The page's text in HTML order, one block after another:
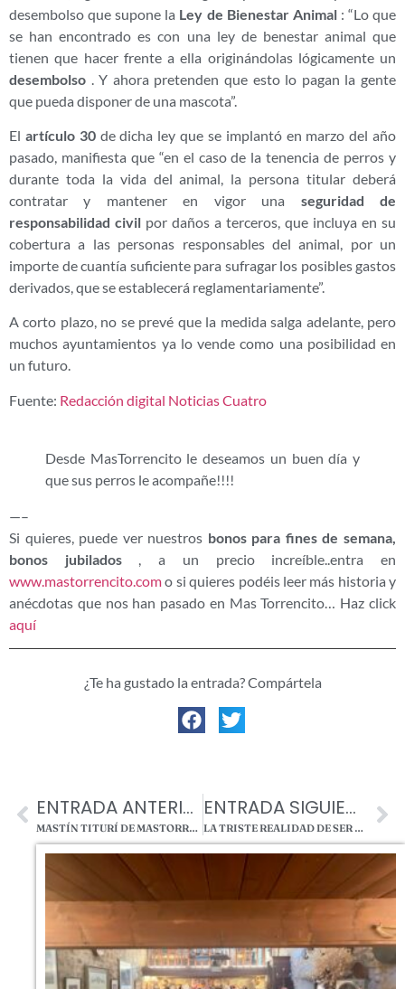
desembolso que supone la Ley de Bienestar Animal: “Lo que
se han encontrado es con una ley de benestar animal que
tienen que hacer frente a ella originándolas lógicamente un
desembolso . Y ahora pretenden que esto lo pagan la gente
que pueda disponer de una mascota”.
El artículo 30de dicha ley que se implantó en marzo del año
pasado, manifiesta que “en el caso de la tenencia de perros y
durante toda la vida del animal, la persona titular deberá
contratar y mantener en vigor una seguridad de
responsabilidad civil por daños a terceros, que incluya en su
cobertura a las personas responsables del animal, por un
importe de cuantía suficiente para sufragar los posibles gastos
derivados, que se establecerá reglamentariamente”.
A corto plazo, no se prevé que la medida salga adelante, pero
muchos ayuntamientos ya lo vende como una posibilidad en
un futuro.
Fuente: Redacción digital Noticias Cuatro
Desde MasTorrencito le deseamos un buen día y
que sus perros le acompañe!!!!
—–
Si quieres, puede ver nuestros bonos para fines de semana,
bonos jubilados, a un precio increíble..entra en
www.mastorrencito.como si quieres podéis leer más historia y
anécdotas que nos han pasado en Mas Torrencito… Haz click
aquí
¿Te ha gustado la entrada? Compártela
ENTRADA ANTERIOR
MASTÍN TITURÍ DE MASTORRENCITO
ENTRADA SIGUIENTE
LA TRISTE REALIDAD DE SER FELIZ HOY EN DÍA BY MASTORRENCITO